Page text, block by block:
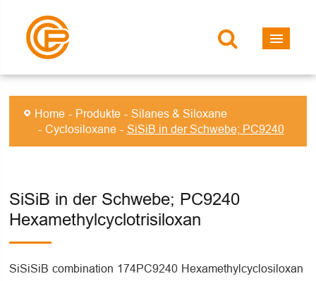
Home Produkte
Silanes & Siloxane
Cyclosiloxane
SiSiB in der Schwebe; PC9240
SiSiB in der Schwebe; PC9240
Hexamethylcyclotrisiloxan
SiSiSiB combination 174PC9240 Hexamethylcyclosiloxan